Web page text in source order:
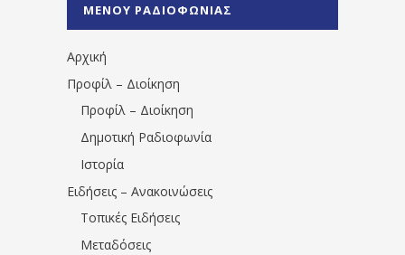
1531194763766854/" artist="" ]
ΜΕΝΟΥ ΡΑΔΙΟΦΩΝΙΑΣ
Αρχική
Προφίλ – Διοίκηση
Προφίλ – Διοίκηση
Δημοτική Ραδιοφωνία
Ιστορία
Ειδήσεις – Ανακοινώσεις
Τοπικές Ειδήσεις
Μεταδόσεις